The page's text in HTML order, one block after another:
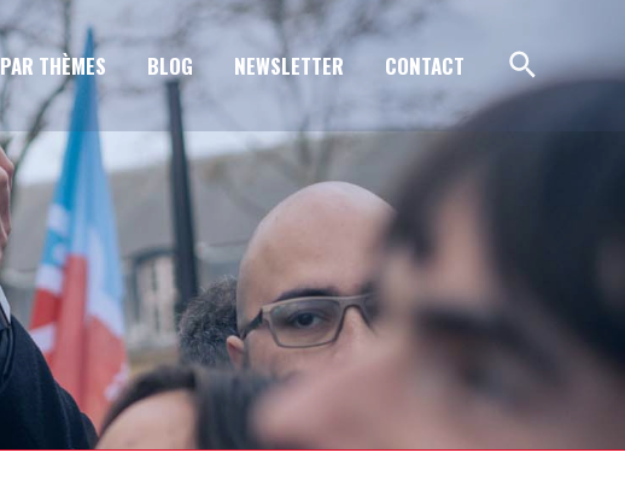
PAR THÈMES BLOG NEWSLETTER CONTACT